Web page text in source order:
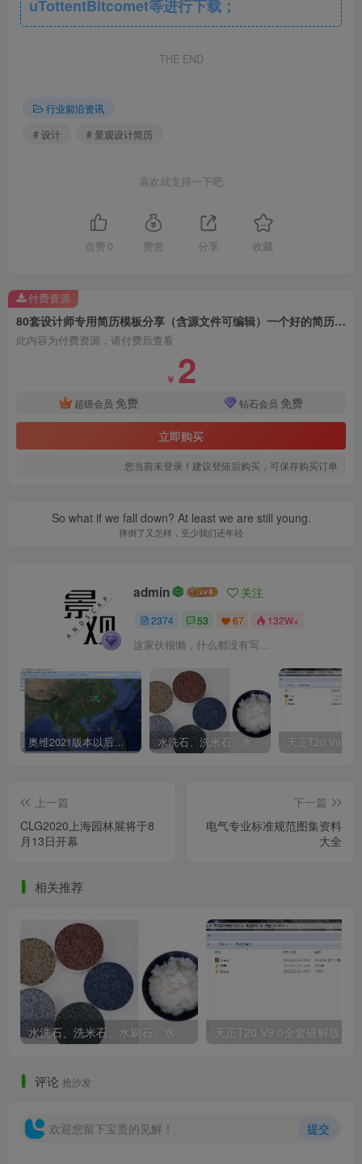
uTottentBitcomet等进行下载；
THE END
行业前沿资讯
# 设计
# 景观设计简历
喜欢就支持一下吧
点赞 0 赞赏 分享 收藏
80套设计师专用简历模板分享（含源文件可编辑）一个好的简历是面试成功的一半
此内容为付费资源，请付费后查看
￥ 2
超级会员 免费 钻石会员 免费
立即购买
您当前未登录！建议登陆后购买，可保存购买订单
付费资源
So what if we fall down? At least we are still young.
摔倒了又怎样，至少我们还年轻
admin 关注
2374 53 67 132W+
这家伙很懒，什么都没有写...
奥维2021版本以后不能用谷歌地图？最新解决办法苹果安卓电脑 水洗石、洗米石、水刷石、水磨石、胶粘石傻傻分不清楚
上一篇
CLG2020上海园林展将于8
月13日开幕
下一篇
电气专业标准规范图集资料
大全
相关推荐
水洗石、洗米石、水刷石、水磨石、胶粘石傻傻分不清楚
评论 抢沙发
欢迎您留下宝贵的见解！ 提交